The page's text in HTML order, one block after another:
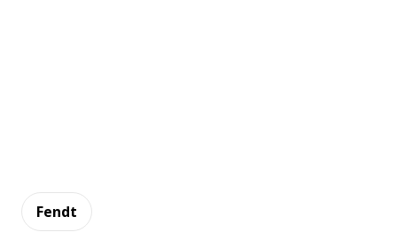
Fendt